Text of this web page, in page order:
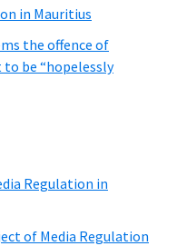
in Mauritius
the offence of
to be “hopelessly
Regulation in
of Media Regulation